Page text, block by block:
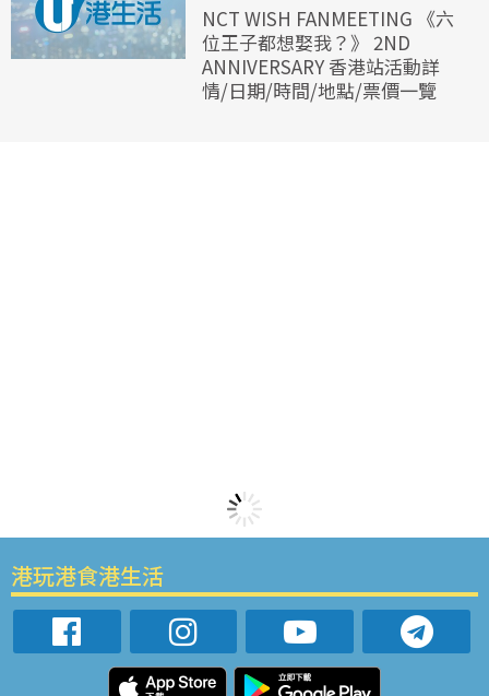
NCT WISH FANMEETING 《六
位王子都想娶我？》 2ND
ANNIVERSARY 香港站活動詳
情/日期/時間/地點/票價一覽
港玩港食港生活